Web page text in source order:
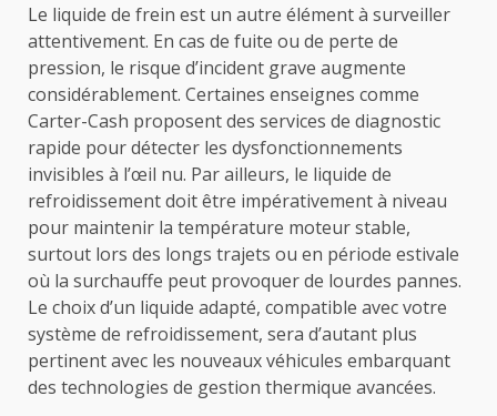
Le liquide de frein est un autre élément à surveiller
attentivement. En cas de fuite ou de perte de
pression, le risque d’incident grave augmente
considérablement. Certaines enseignes comme
Carter-Cash proposent des services de diagnostic
rapide pour détecter les dysfonctionnements
invisibles à l’œil nu. Par ailleurs, le liquide de
refroidissement doit être impérativement à niveau
pour maintenir la température moteur stable,
surtout lors des longs trajets ou en période estivale
où la surchauffe peut provoquer de lourdes pannes.
Le choix d’un liquide adapté, compatible avec votre
système de refroidissement, sera d’autant plus
pertinent avec les nouveaux véhicules embarquant
des technologies de gestion thermique avancées.